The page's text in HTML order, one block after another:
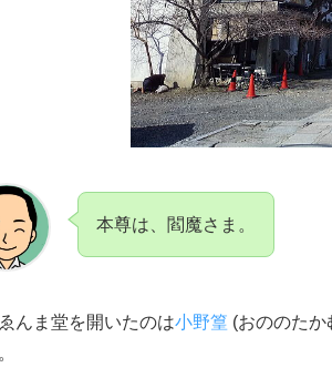
本尊は、閻魔さま。
んま堂を開いたのは小野篁 (おののた